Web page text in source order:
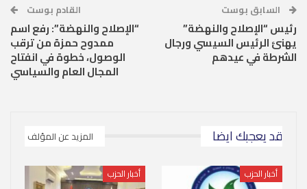
السابق بوست
رئيس “الإصلاح والنهضة”
يهنئ الرئيس السيسي ورجال
الشرطة في عيدهم
القادم بوست
“الإصلاح والنهضة”: رفع اسم
ممدوح حمزة من ترقب
الوصول، خطوة في انفتاح
المجال العام والسياسي
قد يعجبك ايضا المزيد عن المؤلف
أخبار الحزب أخبار الحزب